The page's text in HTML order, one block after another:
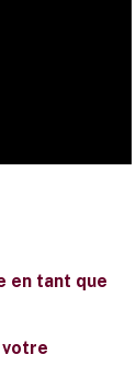
en tant que
votre